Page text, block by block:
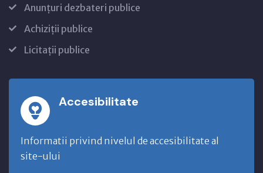
Anunțuri dezbateri publice
Achiziții publice
Licitații publice
Accesibilitate
Informatii privind nivelul de accesibilitate al
site-ului